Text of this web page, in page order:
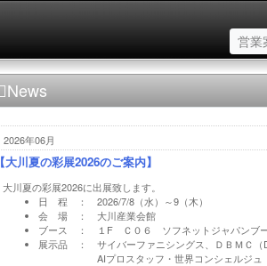
営業
News
2026年06月
【大川夏の彩展2026のご案内】
大川夏の彩展2026に出展致します。
日 程 ： 2026/7/8（水）～9（木）
会 場 ： 大川産業会館
ブース ： １F Ｃ０６ ソフネットジャパンブ
展示品 ： サイバーファニシングス、ＤＢＭＣ（
AIプロスタッフ・世界コンシェルジュ